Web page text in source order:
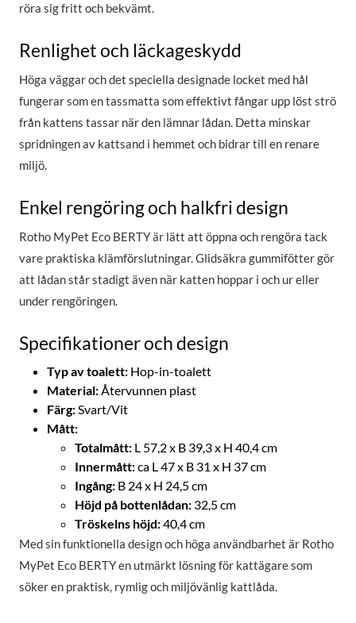
röra sig fritt och bekvämt.
Renlighet och läckageskydd
Höga väggar och det speciella designade locket med hål
fungerar som en tassmatta som effektivt fångar upp löst strö
från kattens tassar när den lämnar lådan. Detta minskar
spridningen av kattsand i hemmet och bidrar till en renare
miljö.
Enkel rengöring och halkfri design
Rotho MyPet Eco BERTY är lätt att öppna och rengöra tack
vare praktiska klämförslutningar. Glidsäkra gummifötter gör
att lådan står stadigt även när katten hoppar i och ur eller
under rengöringen.
Specifikationer och design
Typ av toalett: Hop-in-toalett
Material:Återvunnen plast
Färg:Svart/Vit
Mått:
Totalmått: L 57,2 x B 39,3 x H 40,4 cm
Innermått:ca L 47 x B 31 x H 37 cm
Ingång: B 24 x H 24,5 cm
Höjd på bottenlådan: 32,5 cm
Tröskelns höjd:40,4 cm
Med sin funktionella design och höga användbarhet är Rotho
MyPet Eco BERTY en utmärkt lösning för kattägare som
söker en praktisk, rymlig och miljövänlig kattlåda.